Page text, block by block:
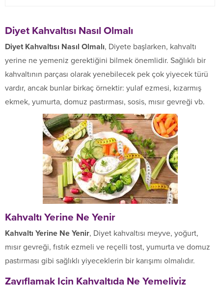
Diyet Kahvaltısı Nasıl Olmalı
Diyet Kahvaltısı Nasıl Olmalı, Diyete başlarken, kahvaltı
yerine ne yemeniz gerektiğini bilmek önemlidir. Sağlıklı bir
kahvaltının parçası olarak yenebilecek pek çok yiyecek türü
vardır, ancak bunlar birkaç örnektir: yulaf ezmesi, kızarmış
ekmek, yumurta, domuz pastırması, sosis, mısır gevreği vb.
Kahvaltı Yerine Ne Yenir
Kahvaltı Yerine Ne Yenir, Diyet kahvaltısı meyve, yoğurt,
mısır gevreği, fıstık ezmeli ve reçelli tost, yumurta ve domuz
pastırması gibi sağlıklı yiyeceklerin bir karışımı olmalıdır.
Zayıflamak Için Kahvaltıda Ne Yemeliyiz